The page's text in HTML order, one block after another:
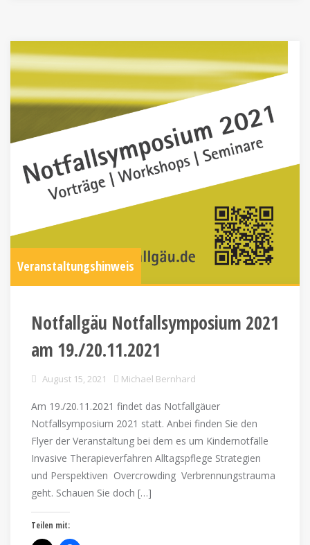
Veranstaltungshinweis
Notfallgäu Notfallsymposium 2021
am 19./20.11.2021
August 15, 2021 Michael Bernhard
Am 19./20.11.2021 findet das Notfallgäuer
Notfallsymposium 2021 statt. Anbei finden Sie den
Flyer der Veranstaltung bei dem es um Kindernotfälle
Invasive Therapieverfahren Alltagspflege Strategien
und Perspektiven Overcrowding Verbrennungstrauma
geht. Schauen Sie doch […]
Teilen mit: